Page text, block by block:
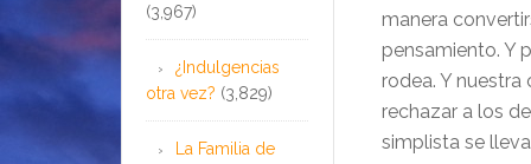
manera
pensamiento. Y
rodea. Y
rechazar a los
simplista se
(3,967)
¿Indulgencias
otra vez? (3,829)
La Familia de